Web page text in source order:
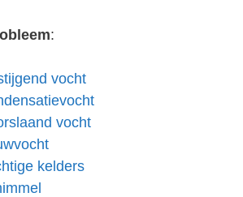
:
vocht
vocht
kelders